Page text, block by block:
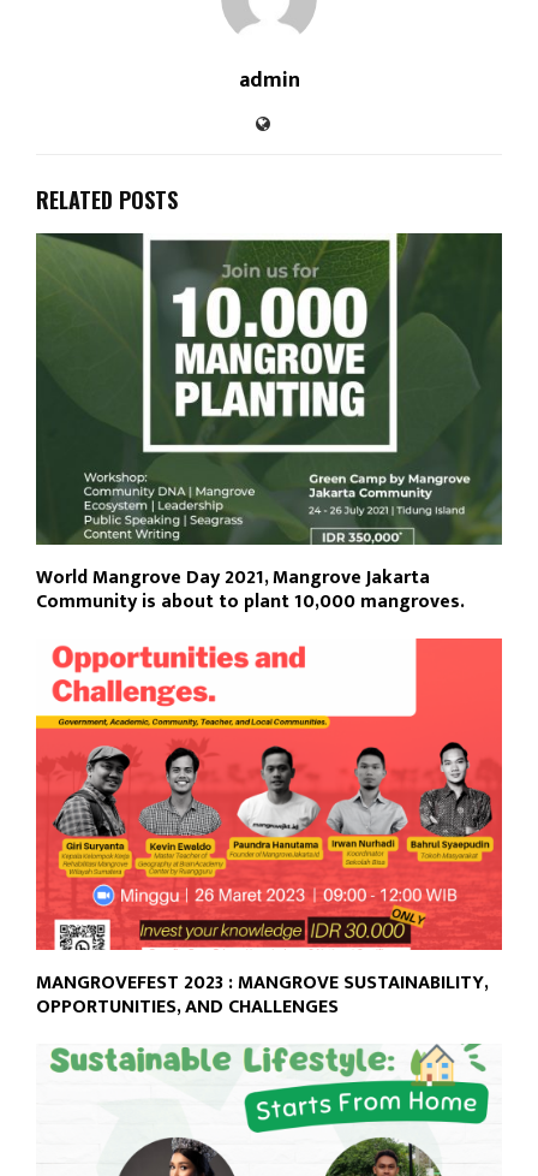
admin
RELATED POSTS
World Mangrove Day 2021, Mangrove Jakarta
Community is about to plant 10,000 mangroves.
MANGROVEFEST 2023 : MANGROVE SUSTAINABILITY,
OPPORTUNITIES, AND CHALLENGES